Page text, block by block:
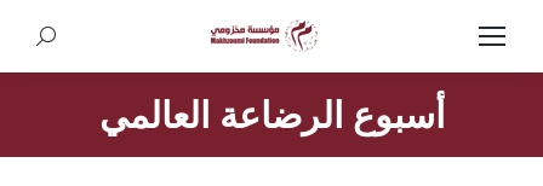
Search:
أسبوع الرضاعة العالمي